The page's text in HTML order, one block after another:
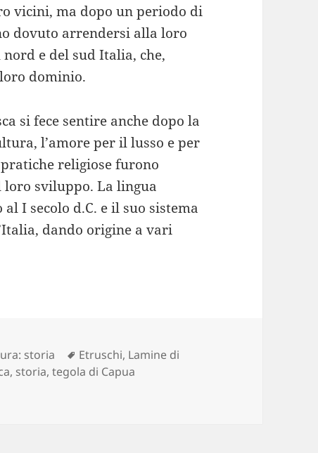
vicini, ma dopo un periodo di
dovuto arrendersi alla loro
e del sud Italia, che,
dominio.
si fece sentire anche dopo la
l’amore per il lusso e per
religiose furono
sviluppo. La lingua
I secolo d.C. e il suo sistema
dando origine a vari
storia Tag
Etruschi, Lamine di
, storia,tegola di Capua